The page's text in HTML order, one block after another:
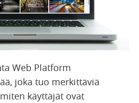
Web Platform
joka tuo merkittäviä
käyttäjät ovat